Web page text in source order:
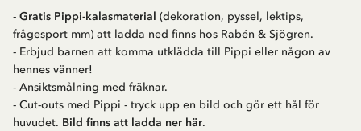
- Gratis Pippi-kalasmaterial (dekoration, pyssel, lektips,
frågesport mm) att ladda ned finns hos Rabén & Sjögren.
- Erbjud barnen att komma utklädda till Pippi eller någon av
hennes vänner!
- Ansiktsmålning med fräknar.
- Cut-outs med Pippi - tryck upp en bild och gör ett hål för
huvudet. Bild finns att ladda ner här.